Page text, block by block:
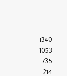
1340
1053
735
214